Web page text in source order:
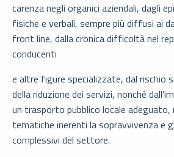
carenza negli organici aziendali, dagli
fisiche e verbali, sempre più diffusi ai
front line, dalla cronica difficoltà nel
conducenti
e altre figure specializzate, dal rischio
della riduzione dei servizi, nonché
un trasporto pubblico locale adeguato,
tematiche inerenti la sopravvivenza e
complessivi del settore.